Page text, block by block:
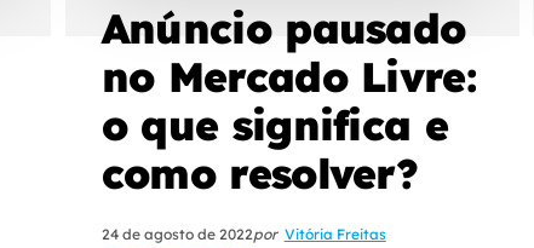
Anúncio pausado
no Mercado Livre:
o que significa e
como resolver?
24 de agosto de 2022por Vitória Freitas